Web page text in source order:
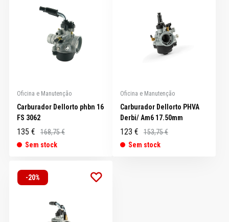
Oficina e Manutenção
Carburador Dellorto phbn 16
FS 3062
135 €
168,75 €
Sem stock
Oficina e Manutenção
Carburador Dellorto PHVA
Derbi/ Am6 17.50mm
123 €
153,75 €
Sem stock
-20%